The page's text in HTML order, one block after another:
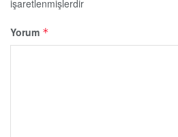
işaretlenmişlerdir
Yorum *